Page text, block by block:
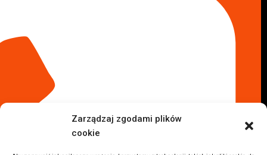
Zarządzaj zgodami plików
cookie
Komis samochodowy Radom
Komis samochodowy Płock
Komis samochodowy Opole
Komis samochodowy Lublin
Komis samochodowy Sochaczew
Inne Lokalizacje